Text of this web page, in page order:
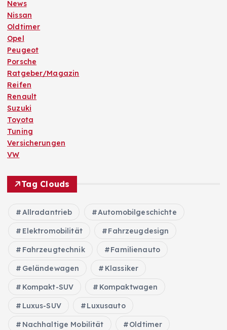
News
Nissan
Oldtimer
Opel
Peugeot
Porsche
Ratgeber/Magazin
Reifen
Renault
Suzuki
Toyota
Tuning
Versicherungen
VW
Tag Clouds
Allradantrieb Automobilgeschichte
Elektromobilität Fahrzeugdesign
Fahrzeugtechnik Familienauto
Geländewagen Klassiker
Kompakt-SUV Kompaktwagen
Luxus-SUV Luxusauto
Nachhaltige Mobilität Oldtimer